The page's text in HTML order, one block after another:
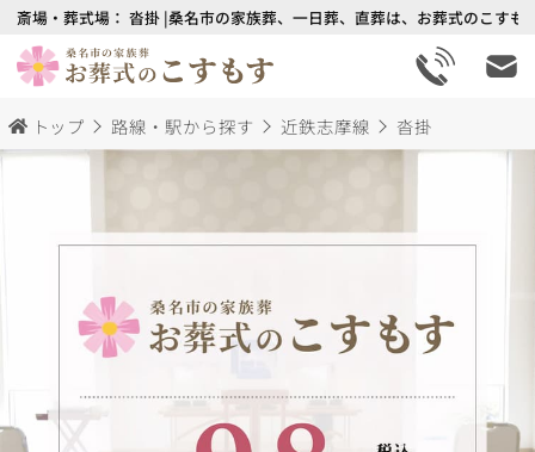
斎場・葬式場： 沓掛 |桑名市の家族葬、一日葬、直葬は、お葬式のこすも
トップ 路線・駅から探す 近鉄志摩線 沓掛